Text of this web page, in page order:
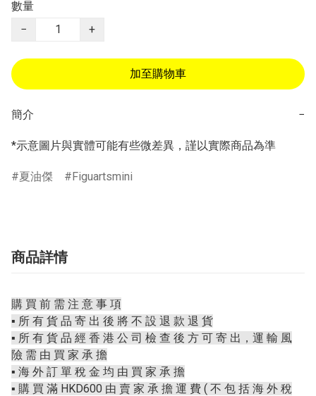
數量
−
+
加至購物車
簡介 −
*示意圖片與實體可能有些微差異，謹以實際商品為準
夏油傑 Figuartsmini
商品詳情
購 買 前 需 注 意 事 項
▪️ 所 有 貨 品 寄 出 後 將 不 設 退 款 退 貨
▪️ 所 有 貨 品 經 香 港 公 司 檢 查 後 方 可 寄 出，運 輸 風
險 需 由 買 家 承 擔
▪️ 海 外 訂 單 稅 金 均 由 買 家 承 擔
▪️ 購 買 滿 HKD600 由 賣 家 承 擔 運 費 ( 不 包 括 海 外 稅